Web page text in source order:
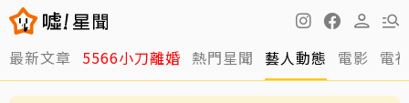
最新文章 5566小刀離婚 熱門星聞 藝人動態 電影 電